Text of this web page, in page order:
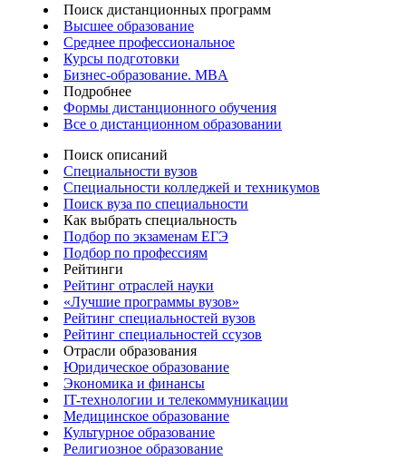
Поиск дистанционных программ
Высшее образование
Среднее профессиональное
Курсы подготовки
Бизнес-образование. MBA
Подробнее
Формы дистанционного обучения
Все о дистанционном образовании
Поиск описаний
Специальности вузов
Специальности колледжей и техникумов
Поиск вуза по специальности
Как выбрать специальность
Подбор по экзаменам ЕГЭ
Подбор по профессиям
Рейтинги
Рейтинг отраслей науки
«Лучшие программы вузов»
Рейтинг специальностей вузов
Рейтинг специальностей ссузов
Отрасли образования
Юридическое образование
Экономика и финансы
IT-технологии и телекоммуникации
Медицинское образование
Культурное образование
Религиозное образование